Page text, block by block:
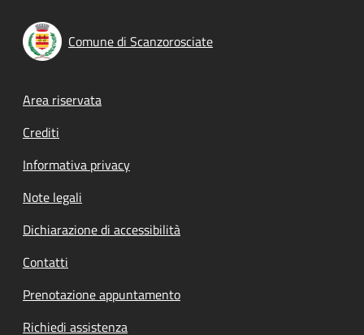
Comune di Scanzorosciate
Footer menu
Area riservata
Crediti
Informativa privacy
Note legali
Dichiarazione di accessibilità
Contatti
Prenotazione appuntamento
Richiedi assistenza